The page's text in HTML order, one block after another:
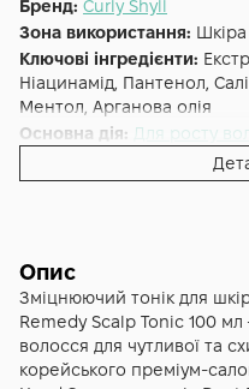
Бренд: Curly Shyll
Зона використання:
Ключові інгредієнти:
Ніацинамід, Пантенол,
Ментол, Арганова олія
Основна дія: Для росту
Додаткові властивості:
Форма випуску:Тонік
Об'єм (мл/г):
Опис
Зміцнюючий тонік для
Remedy Scalp Tonic 100
волосся для чутливої та
корейського преміум-